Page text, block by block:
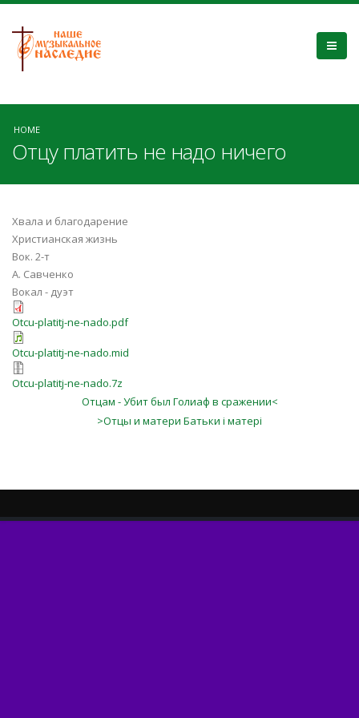
HOME
Отцу платить не надо ничего
Хвала и благодарение
Христианская жизнь
Вок. 2-т
А. Савченко
Вокал - дуэт
Otcu-platitj-ne-nado.pdf
Otcu-platitj-ne-nado.mid
Otcu-platitj-ne-nado.7z
Отцам - Убит был Голиаф в сражении<
>Отцы и матери Бaтьки i мaтepi